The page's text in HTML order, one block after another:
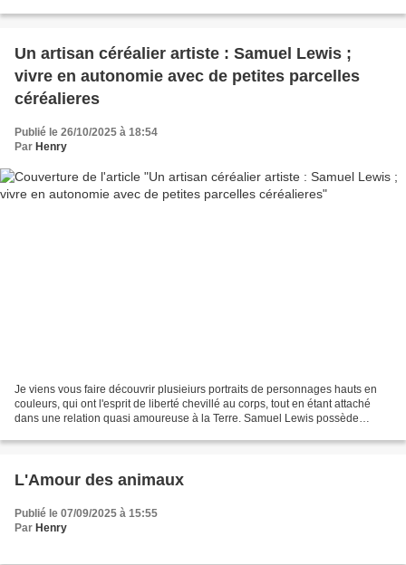
Un artisan céréalier artiste : Samuel Lewis ;
vivre en autonomie avec de petites parcelles
céréalieres
Publié le 26/10/2025 à 18:54
Par Henry
Je viens vous faire découvrir plusieiurs portraits de personnages hauts en
couleurs, qui ont l'esprit de liberté chevillé au corps, tout en étant attaché
dans une relation quasi amoureuse à la Terre. Samuel Lewis possède
L'Amour des animaux
Publié le 07/09/2025 à 15:55
Par Henry